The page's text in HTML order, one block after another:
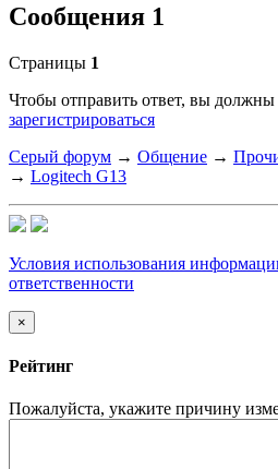
Сообщения 1
Страницы 1
Чтобы отправить ответ, вы должны
зарегистрироваться
Серый форум → Общение →
→ Logitech G13
Условия использования
ответственности
×
Рейтинг
Пожалуйста, укажите причину